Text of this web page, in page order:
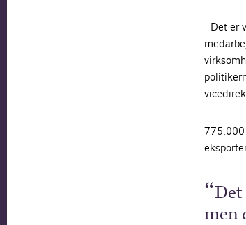
- Det er
775.000
Det
men